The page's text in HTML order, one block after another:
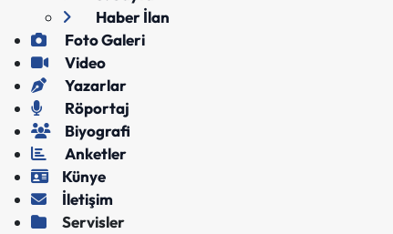
Haber İlan
Foto Galeri
Video
Yazarlar
Röportaj
Biyografi
Anketler
Künye
İletişim
Servisler